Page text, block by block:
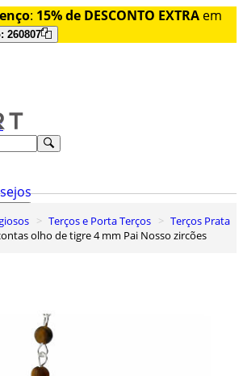
: 15% de DESCONTO EXTRA em
260807
Terços e Porta Terços
Terços Prata
olho de tigre 4 mm Pai Nosso zircões